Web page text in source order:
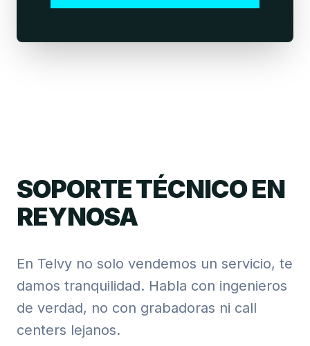
SOPORTE TÉCNICO EN
REYNOSA
En Telvy no solo vendemos un servicio, te
damos tranquilidad. Habla con ingenieros
de verdad, no con grabadoras ni call
centers lejanos.